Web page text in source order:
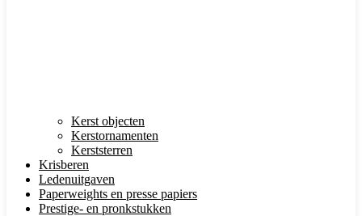
Kerst objecten
Kerstornamenten
Kerststerren
Krisberen
Ledenuitgaven
Paperweights en presse papiers
Prestige- en pronkstukken